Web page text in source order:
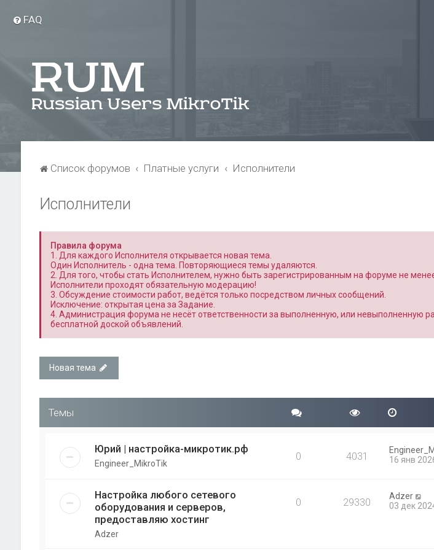
FAQ
Список форумов Платные услуги Исполнители
Исполнители
Правила форума
1. Для каждого Исполнителя открывается новая тема.
Один Исполнитель - одна тема. Повторяющиеся темы удаляются.
2. Для того, чтобы стать Исполнителем, нужно быть зарегистрированным на форуме не
Исполнители проходят обязательную модерацию!
3. Обсуждение стоимости работ, ведётся только посредством личных сообщений.
Исключение: открытая цена за Задание.
4. Администрация форума не несёт ответственности за выполненную, или невыполненную
бесплатной доской объявлений.
Новая тема
Темы
Юрий | настройка-микротик.рф
Engineer_MikroTik
0 4031
16 янв
Настройка любого сетевого
оборудования и серверов,
предоставляю хостинг
Adzer
0 29330
Adzer
03 дек